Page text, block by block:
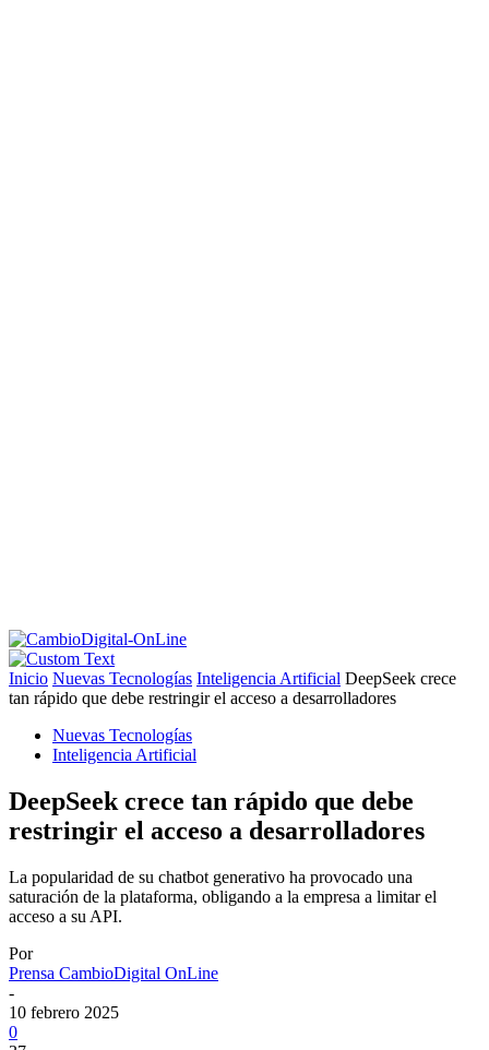
Inicio Nuevas Tecnologías Inteligencia Artificial DeepSeek crece
tan rápido que debe restringir el acceso a desarrolladores
Nuevas Tecnologías
Inteligencia Artificial
DeepSeek crece tan rápido que debe
restringir el acceso a desarrolladores
La popularidad de su chatbot generativo ha provocado una
saturación de la plataforma, obligando a la empresa a limitar el
acceso a su API.
Por
Prensa CambioDigital OnLine
-
10 febrero 2025
0